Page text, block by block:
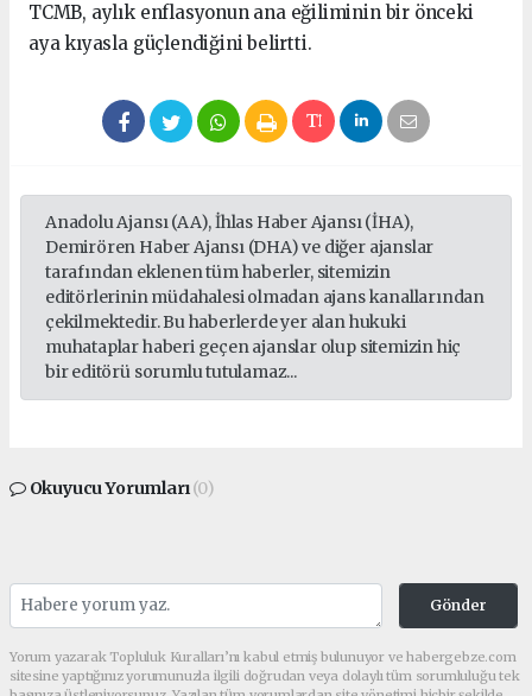
TCMB, aylık enflasyonun ana eğiliminin bir önceki
aya kıyasla güçlendiğini belirtti.
Anadolu Ajansı (AA), İhlas Haber Ajansı (İHA),
Demirören Haber Ajansı (DHA) ve diğer ajanslar
tarafından eklenen tüm haberler, sitemizin
editörlerinin müdahalesi olmadan ajans kanallarından
çekilmektedir. Bu haberlerde yer alan hukuki
muhataplar haberi geçen ajanslar olup sitemizin hiç
bir editörü sorumlu tutulamaz...
Okuyucu Yorumları(0)
Gönder
Yorum yazarak Topluluk Kuralları’nı kabul etmiş bulunuyor ve habergebze.com
sitesine yaptığınız yorumunuzla ilgili doğrudan veya dolaylı tüm sorumluluğu tek